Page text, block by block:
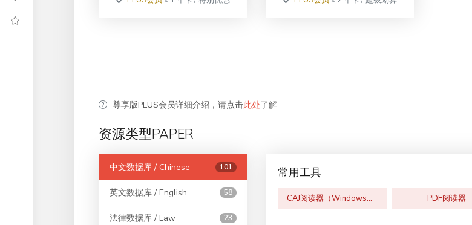
尊享版PLUS会员详细介绍，请点击此处了解
资源类型PAPER
中文数据库 / Chinese 101
英文数据库 / English 58
法律数据库 / Law 23
常用工具
CAJ阅读器（Windows版） PDF阅读器